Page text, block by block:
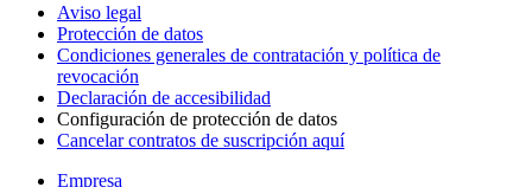
Aviso legal
Protección de datos
Condiciones generales de contratación y política de
revocación
Declaración de accesibilidad
Configuración de protección de datos
Cancelar contratos de suscripción aquí
Empresa